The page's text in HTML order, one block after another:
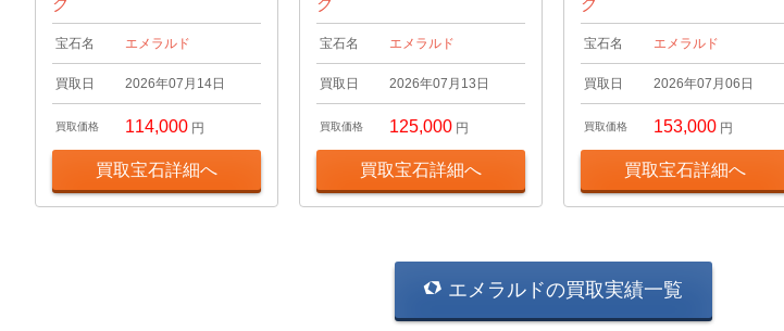
グ
宝石名 エメラルド
買取日 2026年07月14日
買取価格 114,000 円
買取宝石詳細へ
グ
宝石名 エメラルド
買取日 2026年07月13日
買取価格 125,000 円
買取宝石詳細へ
グ
宝石名 エメラルド
買取日 2026年07月06日
買取価格 153,000 円
買取宝石詳細へ
エメラルドの買取実績一覧